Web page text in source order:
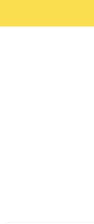
Yuki's